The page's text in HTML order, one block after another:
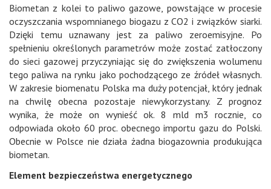
Biometan z kolei to paliwo gazowe, powstające w procesie
oczyszczania wspomnianego biogazu z CO2 i związków siarki.
Dzięki temu uznawany jest za paliwo zeroemisyjne. Po
spełnieniu określonych parametrów może zostać zatłoczony
do sieci gazowej przyczyniając się do zwiększenia wolumenu
tego paliwa na rynku jako pochodzącego ze źródeł własnych.
W zakresie biomenatu Polska ma duży potencjał, który jednak
na chwilę obecna pozostaje niewykorzystany. Z prognoz
wynika, że może on wynieść ok. 8 mld m3 rocznie, co
odpowiada około 60 proc. obecnego importu gazu do Polski.
Obecnie w Polsce nie działa żadna biogazownia produkująca
biometan.
Element bezpieczeństwa energetycznego